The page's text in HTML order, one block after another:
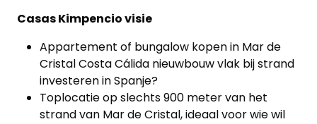
Casas Kimpencio visie
Appartement of bungalow kopen in Mar de
Cristal Costa Cálida nieuwbouw vlak bij strand
investeren in Spanje?
Toplocatie op slechts 900 meter van het
strand van Mar de Cristal, ideaal voor wie wil